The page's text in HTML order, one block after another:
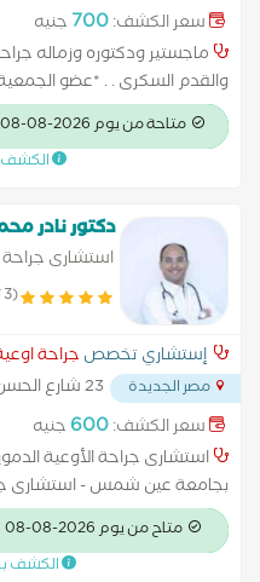
سعر الكشف:700 جنيه
ماجستير ودكتوره وزماله
والقدم السكرى . . *عضو الجمعية
*استشاري جراحة الاوعية
*جراحات القدم السكري والقرح
الساقين(ليزر-حقن-جراحة)
متاحة من يوم 2026-08-08
الكشف
دكتور نادر
استشارى
(3 تقييم)
إستشاري تخصص جراحة
مصر الجديدة
23 شارع
شيراتون -القاهره ...سعر الكشف:600 جنيه
استشارى جراحة الأوعية
بجامعة عين شمس - استشارى
جراحة الأوعية الدموية
الملكيه فى لندن ودوبلين وادينبرج
متاح من يوم 2026-08-08
الكشف